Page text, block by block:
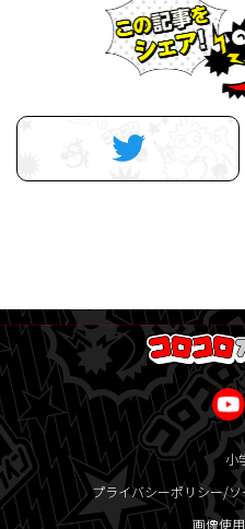
小
プライバシーポリシー/
画像使